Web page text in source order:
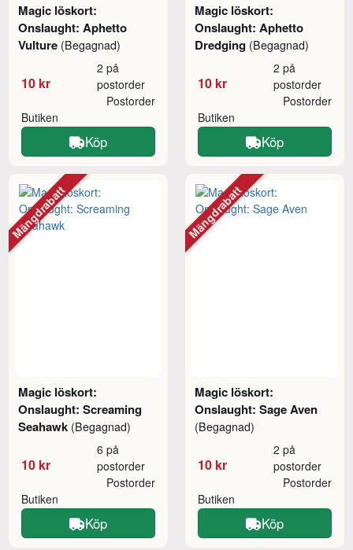
Magic löskort:
Onslaught: Aphetto
Vulture (Begagnad)
10 kr
2 på
postorder
Butiken
Postorder
Köp
Magic löskort:
Onslaught: Aphetto
Dredging (Begagnad)
10 kr
2 på
postorder
Butiken
Postorder
Köp
Magic löskort:
Onslaught: Screaming
Seahawk (Begagnad)
10 kr
6 på
postorder
Butiken
Postorder
Köp
Mängdrabatt
Magic löskort:
Onslaught: Sage Aven
(Begagnad)
10 kr
2 på
postorder
Butiken
Postorder
Köp
Mängdrabatt